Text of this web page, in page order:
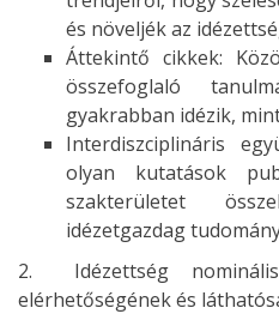
és növeljék az
Áttekintő cikkek:
összefoglaló
gyakrabban idézik,
Interdiszciplináris
olyan kutatások
szakterületet
idézetgazdag
2. Idézettség
elérhetőségének és